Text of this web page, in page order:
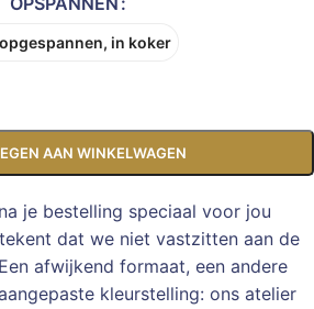
in koker
AAN WINKELWAGEN
je bestelling speciaal voor jou
dat we niet vastzitten aan de
afwijkend formaat, een andere
kleurstelling: ons atelier